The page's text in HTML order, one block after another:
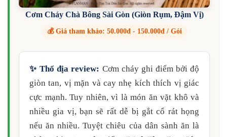
Cơm Cháy Chà Bông Sài Gòn (Giòn Rụm, Đậm Vị)
💰 Giá tham khảo: 50.000đ - 150.000đ / Gói
✨ Thổ địa review: Cơm cháy ghi điểm bởi độ
giòn tan, vị mặn và cay nhẹ kích thích vị giác
cực mạnh. Tuy nhiên, vì là món ăn vặt khô và
nhiều gia vị, bạn sẽ rất dễ bị gắt cổ rát họng
nếu ăn nhiều. Tuyệt chiêu của dân sành ăn là